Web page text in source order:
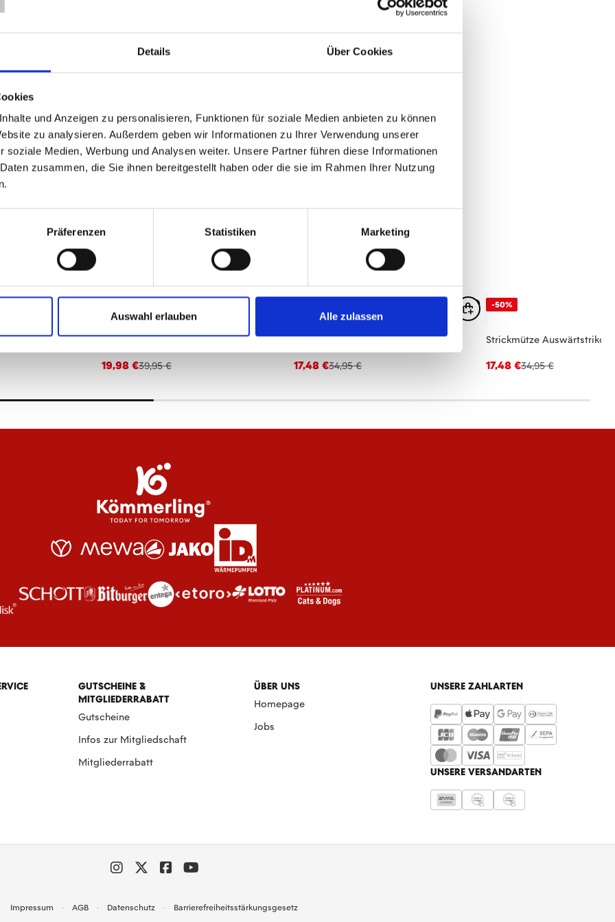
Details Über Cookies
und Anzeigen zu personalisieren, Funktionen für soziale Medien anbieten zu können
zu analysieren. Außerdem geben wir Informationen zu Ihrer Verwendung unserer
soziale Medien, Werbung und Analysen weiter. Unsere Partner führen diese Informationen
zusammen, die Sie ihnen bereitgestellt haben oder die sie im Rahmen Ihrer Nutzung
Präferenzen Statistiken Marketing
Auswahl erlauben Alle zulassen
ÄHNLICHE PRODUKTE
25/26 Kappe Ausweichtrikot 25/26
19,98 €39,95 €
Strickmütze Ausweichtrikot 25/26
17,48 €34,95 €
-50%
Strickmütze Auswärtstrikot
17,48 €34,95 €
GUTSCHEINE &
MITGLIEDERRABATT
Gutscheine
Infos zur Mitgliedschaft
Mitgliederrabatt
ÜBER UNS
Homepage
Jobs
UNSERE ZAHLARTEN
UNSERE VERSANDARTEN
Impressum AGB Datenschutz Barrierefreiheitsstärkungsgesetz